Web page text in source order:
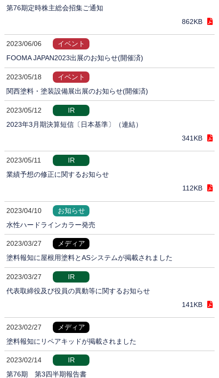
第76期定時株主総会招集ご通知
862KB
2023/06/06
イベント
FOOMA JAPAN2023出展のお知らせ(開催済)
2023/05/18
イベント
関西塗料・塗装設備展出展のお知らせ(開催済)
2023/05/12
IR
2023年3月期決算短信〔日本基準〕（連結）
341KB
2023/05/11
IR
業績予想の修正に関するお知らせ
112KB
2023/04/10
お知らせ
水性ハードラインカラー発売
2023/03/27
メディア
塗料報知に屋根用塗料とASシステムが掲載されました
2023/03/27
IR
代表取締役及び役員の異動等に関するお知らせ
141KB
2023/02/27
メディア
塗料報知にリペアキッドが掲載されました
2023/02/14
IR
第76期 第3四半期報告書